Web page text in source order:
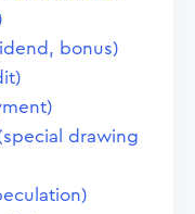
bonus)
drawing